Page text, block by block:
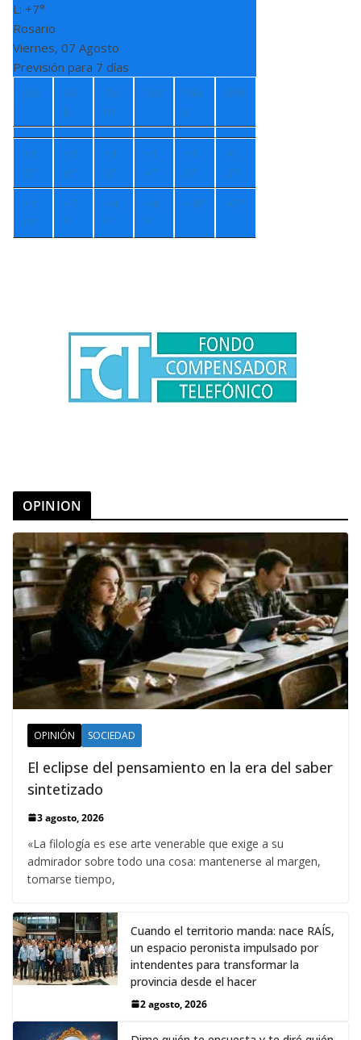
L: +7°
Rosario
Viernes, 07 Agosto
Previsión para 7 días
Jue
Sá
b
Do
m
Lun
Ma
r
Mié
+1
7°
+1
6°
+1
5°
+1
4°
+1
3°
+1
2°
+1
0°
+7
°
+4
°
+4
°
+4° +7°
OPINION
OPINIÓN SOCIEDAD
El eclipse del pensamiento en la era del saber
sintetizado
3 agosto, 2026
«La filología es ese arte venerable que exige a su
admirador sobre todo una cosa: mantenerse al margen,
tomarse tiempo,
Cuando el territorio manda: nace RAÍS,
un espacio peronista impulsado por
intendentes para transformar la
provincia desde el hacer
2 agosto, 2026